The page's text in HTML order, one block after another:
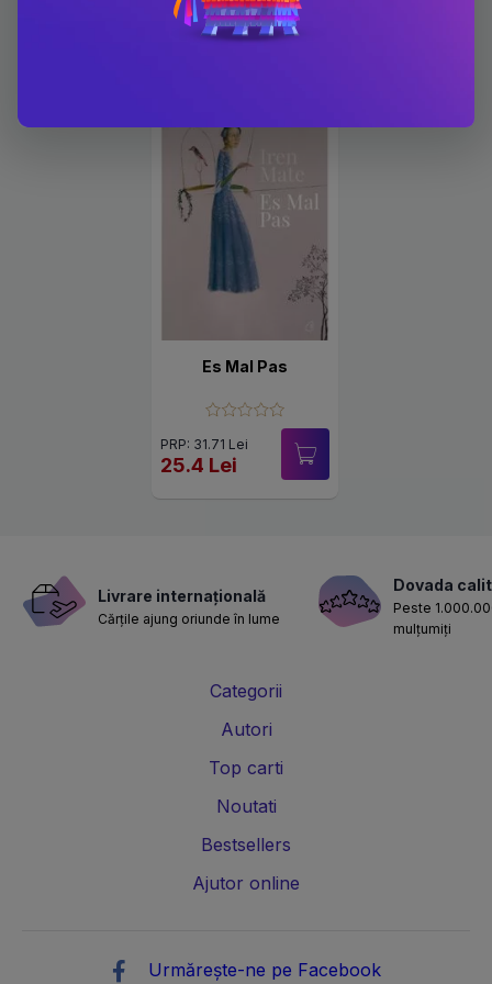
Es Mal Pas
PRP: 31.71 Lei
25.4 Lei
Livrare internațională
Cărțile ajung oriunde în lume
Dovada
Peste
mulțumiți
Categorii
Autori
Top carti
Noutati
Bestsellers
Ajutor online
Urmărește-ne pe Facebook